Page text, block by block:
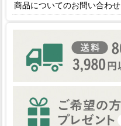
商品についてのお問い合わせ